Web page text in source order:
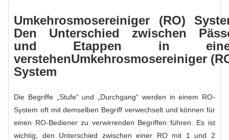
Umkehrosmosereiniger (RO)
Den Unterschied zwischen
und Etappen in
verstehenUmkehrosmosereiniger
System
Die Begriffe „Stufe“ und „Durchgang“ werden in einem RO-
System oft mit demselben Begriff verwechselt und können für
einen RO-Bediener zu verwirrenden Begriffen führen. Es ist
wichtig, den Unterschied zwischen einer RO mit 1 und 2